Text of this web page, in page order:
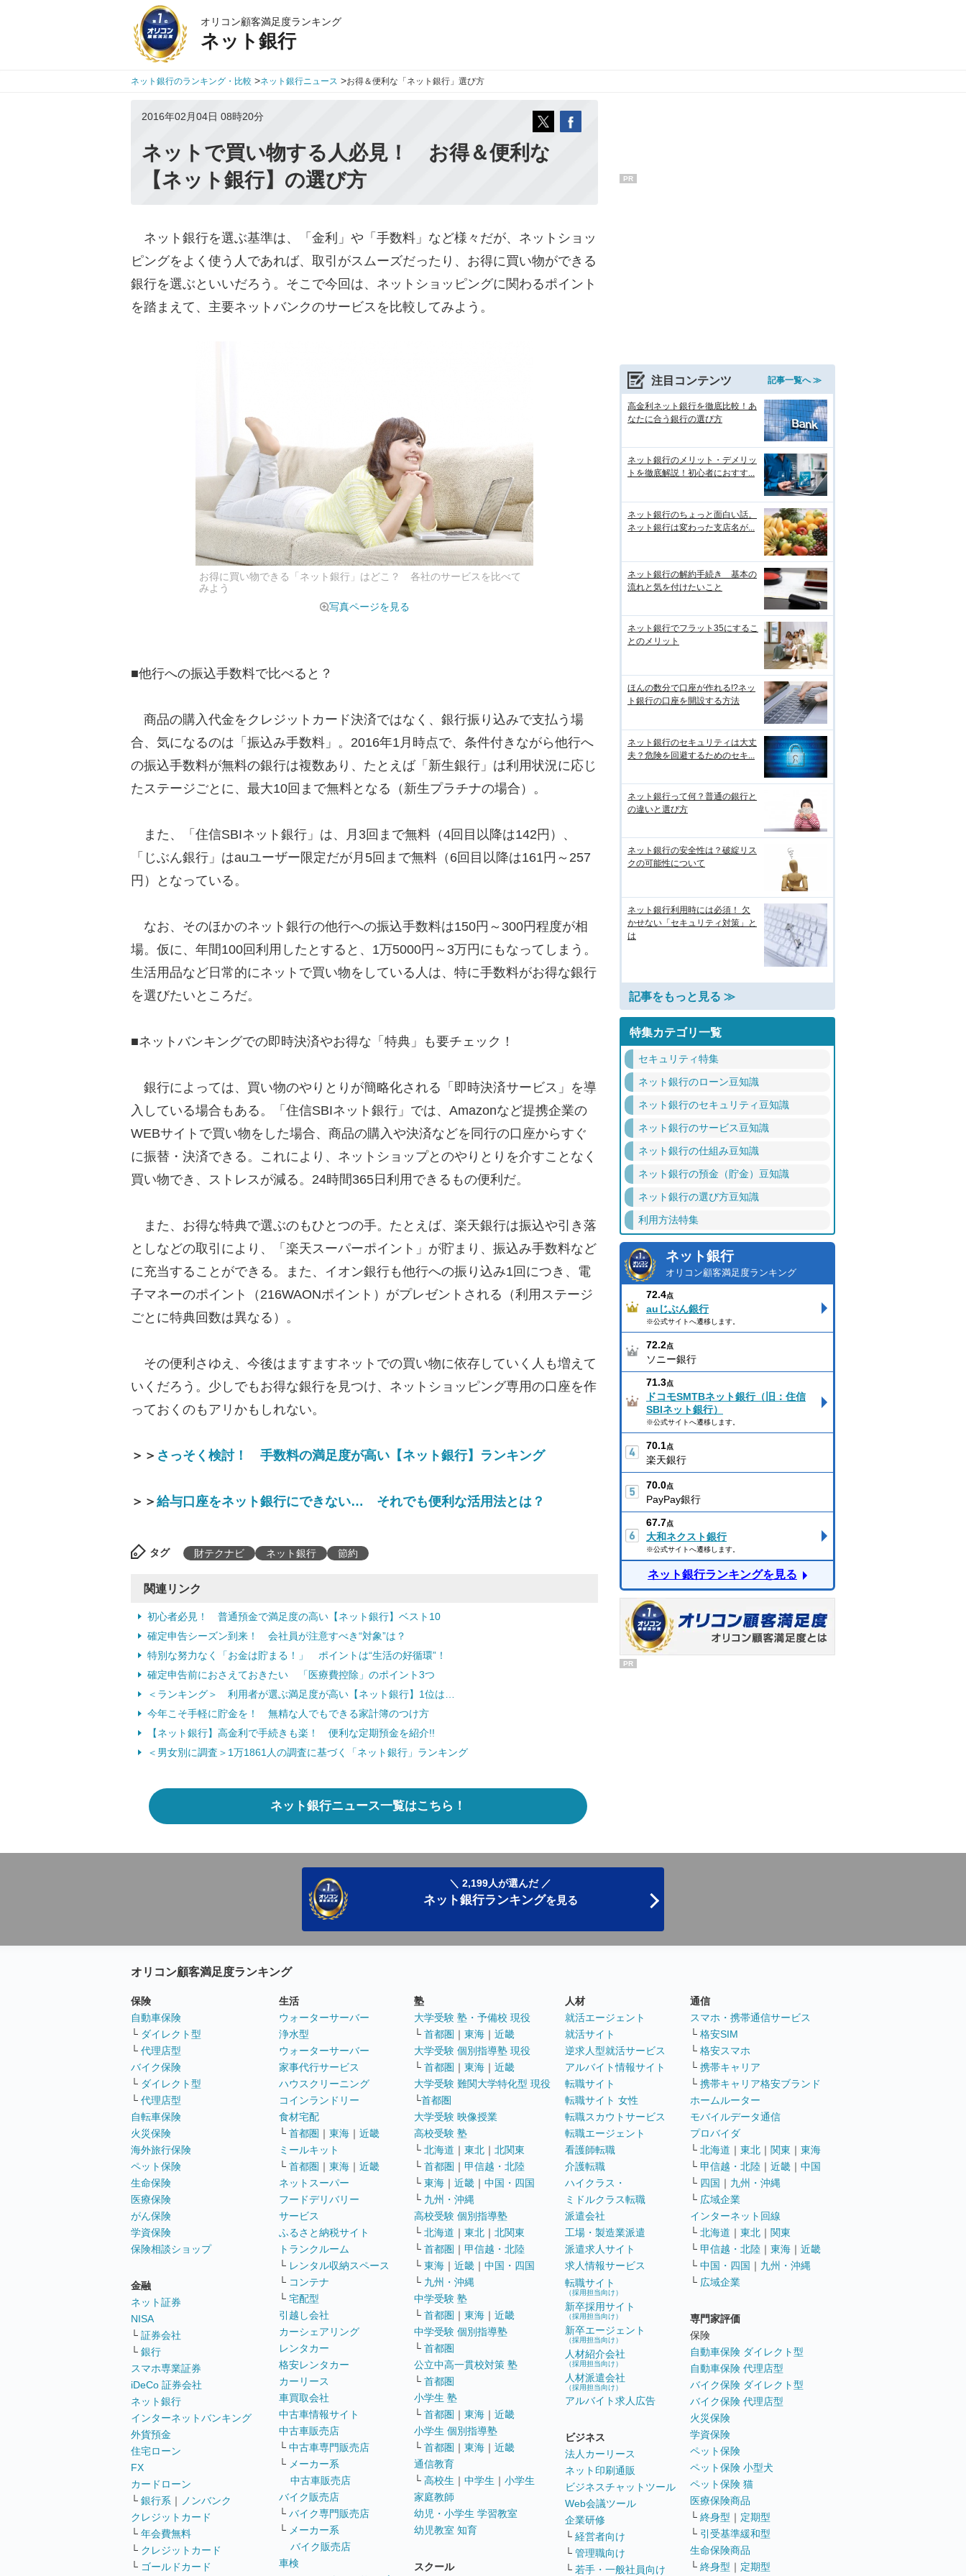
オリコン顧客満足度ランキング
ネット銀行
ネット銀行のランキング・比較 >ネット銀行ニュース >お得＆便利な「ネット銀行」選び方
2016年02月04日 08時20分
ネットで買い物する人必見！ お得＆便利な
【ネット銀行】の選び方
ネット銀行を選ぶ基準は、「金利」や「手数料」など様々だが、ネットショッ
ピングをよく使う人であれば、取引がスムーズだったり、お得に買い物ができる
銀行を選ぶといいだろう。そこで今回は、ネットショッピングに関わるポイント
を踏まえて、主要ネットバンクのサービスを比較してみよう。
お得に買い物できる「ネット銀行」はどこ？ 各社のサービスを比べて
みよう
写真ページを見る
■他行への振込手数料で比べると？
商品の購入代金をクレジットカード決済ではなく、銀行振り込みで支払う場
合、気になるのは「振込み手数料」。2016年1月時点で、条件付きながら他行へ
の振込手数料が無料の銀行は複数あり、たとえば「新生銀行」は利用状況に応じ
たステージごとに、最大10回まで無料となる（新生プラチナの場合）。
また、「住信SBIネット銀行」は、月3回まで無料（4回目以降は142円）、
「じぶん銀行」はauユーザー限定だが月5回まで無料（6回目以降は161円～257
円）となっている。
なお、そのほかのネット銀行の他行への振込手数料は150円～300円程度が相
場。仮に、年間100回利用したとすると、1万5000円～3万円にもなってしまう。
生活用品など日常的にネットで買い物をしている人は、特に手数料がお得な銀行
を選びたいところだ。
■ネットバンキングでの即時決済やお得な「特典」も要チェック！
銀行によっては、買い物のやりとりが簡略化される「即時決済サービス」を導
入している場合もある。「住信SBIネット銀行」では、Amazonなど提携企業の
WEBサイトで買い物をした場合、商品の購入や決済などを同行の口座からすぐ
に振替・決済できる。これにより、ネットショップとのやりとりを介すことなく
買い物でき、ストレスが減る。24時間365日利用できるもの便利だ。
また、お得な特典で選ぶのもひとつの手。たとえば、楽天銀行は振込や引き落
としなどの取引により、「楽天スーパーポイント」が貯まり、振込み手数料など
に充当することができる。また、イオン銀行も他行への振り込み1回につき、電
子マネーのポイント（216WAONポイント）がプレゼントされる（利用ステージ
ごとに特典回数は異なる）。
その便利さゆえ、今後はますますネットでの買い物に依存していく人も増えて
いくだろう。少しでもお得な銀行を見つけ、ネットショッピング専用の口座を作
っておくのもアリかもしれない。
＞＞ さっそく検討！ 手数料の満足度が高い【ネット銀行】ランキング
＞＞給与口座をネット銀行にできない… それでも便利な活用法とは？
タグ 財テクナビ ネット銀行 節約
関連リンク
初心者必見！ 普通預金で満足度の高い【ネット銀行】ベスト10
確定申告シーズン到来！ 会社員が注意すべき“対象”は？
特別な努力なく「お金は貯まる！」 ポイントは“生活の好循環”！
確定申告前におさえておきたい 「医療費控除」のポイント3つ
＜ランキング＞ 利用者が選ぶ満足度が高い【ネット銀行】1位は…
今年こそ手軽に貯金を！ 無精な人でもできる家計簿のつけ方
【ネット銀行】高金利で手続きも楽！ 便利な定期預金を紹介!!
＜男女別に調査＞1万1861人の調査に基づく「ネット銀行」ランキング
ネット銀行ニュース一覧はこちら！
PR
注目コンテンツ 記事一覧へ ≫
高金利ネット銀行を徹底比較！あ
なたに合う銀行の選び方
ネット銀行のメリット・デメリッ
トを徹底解説！初心者におすす...
ネット銀行のちょっと面白い話。
ネット銀行は変わった支店名が...
ネット銀行の解約手続き 基本の
流れと気を付けたいこと
ネット銀行でフラット35にするこ
とのメリット
ほんの数分で口座が作れる!?ネッ
ト銀行の口座を開設する方法
ネット銀行のセキュリティは大丈
夫？危険を回避するためのセキ...
ネット銀行って何？普通の銀行と
の違いと選び方
ネット銀行の安全性は？破綻リス
クの可能性について
ネット銀行利用時には必須！ 欠
かせない「セキュリティ対策」と
は
記事をもっと見る ≫
特集カテゴリ一覧
セキュリティ特集
ネット銀行のローン豆知識
ネット銀行のセキュリティ豆知識
ネット銀行のサービス豆知識
ネット銀行の仕組み豆知識
ネット銀行の預金（貯金）豆知識
ネット銀行の選び方豆知識
利用方法特集
ネット銀行
オリコン顧客満足度ランキング
72.4点
auじぶん銀行
※公式サイトへ遷移します。
72.2点
ソニー銀行
71.3点
ドコモSMTBネット銀行（旧：住信
SBIネット銀行）
※公式サイトへ遷移します。
70.1点
楽天銀行
70.0点
PayPay銀行
67.7点
大和ネクスト銀行
※公式サイトへ遷移します。
ネット銀行ランキングを見る
PR
＼ 2,199人が選んだ ／
ネット銀行ランキングを見る
オリコン顧客満足度ランキング
保険
自動車保険
└ ダイレクト型
└ 代理店型
バイク保険
└ ダイレクト型
└ 代理店型
自転車保険
火災保険
海外旅行保険
ペット保険
生命保険
医療保険
がん保険
学資保険
保険相談ショップ
金融
ネット証券
NISA
└ 証券会社
└ 銀行
スマホ専業証券
iDeCo 証券会社
ネット銀行
インターネットバンキング
外貨預金
住宅ローン
FX
カードローン
└ 銀行系 ｜
ノンバンク
クレジットカード
└ 年会費無料
└ クレジットカード
└ ゴールドカード
生活
ウォーターサーバー
浄水型
ウォーターサーバー
家事代行サービス
ハウスクリーニング
コインランドリー
食材宅配
└ 首都圏 ｜ 東海 ｜ 近畿
ミールキット
└ 首都圏 ｜ 東海 ｜ 近畿
ネットスーパー
フードデリバリー
サービス
ふるさと納税サイト
トランクルーム
└ レンタル収納スペース
└ コンテナ
└ 宅配型
引越し会社
カーシェアリング
レンタカー
格安レンタカー
カーリース
車買取会社
中古車情報サイト
中古車販売店
└ 中古車専門販売店
└ メーカー系
中古車販売店
バイク販売店
└ バイク専門販売店
└ メーカー系
バイク販売店
車検
塾
大学受験 塾・予備校 現役
└ 首都圏 ｜ 東海 ｜ 近畿
大学受験 個別指導塾 現役
└ 首都圏 ｜ 東海 ｜ 近畿
大学受験 難関大学特化型 現役
└首都圏
大学受験 映像授業
高校受験 塾
└ 北海道 ｜ 東北 ｜ 北関東
└ 首都圏 ｜ 甲信越・北陸
└ 東海 ｜ 近畿 ｜ 中国・四国
└ 九州・沖縄
高校受験 個別指導塾
└ 北海道 ｜ 東北 ｜ 北関東
└ 首都圏 ｜ 甲信越・北陸
└ 東海 ｜ 近畿 ｜ 中国・四国
└ 九州・沖縄
中学受験 塾
└ 首都圏 ｜ 東海 ｜ 近畿
中学受験 個別指導塾
└ 首都圏
公立中高一貫校対策 塾
└ 首都圏
小学生 塾
└ 首都圏 ｜ 東海 ｜ 近畿
小学生 個別指導塾
└ 首都圏 ｜ 東海 ｜ 近畿
通信教育
└ 高校生 ｜ 中学生 ｜ 小学生
家庭教師
幼児・小学生 学習教室
幼児教室 知育
スクール
人材
就活エージェント
就活サイト
逆求人型就活サービス
アルバイト情報サイト
転職サイト
転職サイト 女性
転職スカウトサービス
転職エージェント
看護師転職
介護転職
ハイクラス・
ミドルクラス転職
派遣会社
工場・製造業派遣
派遣求人サイト
求人情報サービス
転職サイト
（採用担当向け）
新卒採用サイト
（採用担当向け）
新卒エージェント
（採用担当向け）
人材紹介会社
（採用担当向け）
人材派遣会社
（採用担当向け）
アルバイト求人広告
ビジネス
法人カーリース
ネット印刷通販
ビジネスチャットツール
Web会議ツール
企業研修
└ 経営者向け
└ 管理職向け
└ 若手・一般社員向け
通信
スマホ・携帯通信サービス
└ 格安SIM
└ 格安スマホ
└ 携帯キャリア
└ 携帯キャリア格安ブランド
ホームルーター
モバイルデータ通信
プロバイダ
└ 北海道 ｜ 東北 ｜ 関東 ｜ 東海
└ 甲信越・北陸 ｜ 近畿 ｜ 中国
└ 四国 ｜ 九州・沖縄
└ 広域企業
インターネット回線
└ 北海道 ｜ 東北 ｜ 関東
└ 甲信越・北陸 ｜ 東海 ｜ 近畿
└ 中国・四国 ｜ 九州・沖縄
└ 広域企業
専門家評価
保険
自動車保険 ダイレクト型
自動車保険 代理店型
バイク保険 ダイレクト型
バイク保険 代理店型
火災保険
学資保険
ペット保険
ペット保険 小型犬
ペット保険 猫
医療保険商品
└ 終身型 ｜ 定期型
└ 引受基準緩和型
生命保険商品
└ 終身型 ｜ 定期型